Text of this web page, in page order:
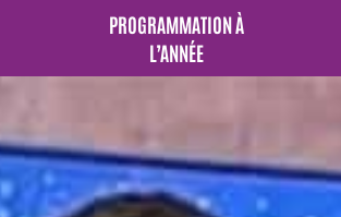
PROGRAMMATION À
L’ANNÉE